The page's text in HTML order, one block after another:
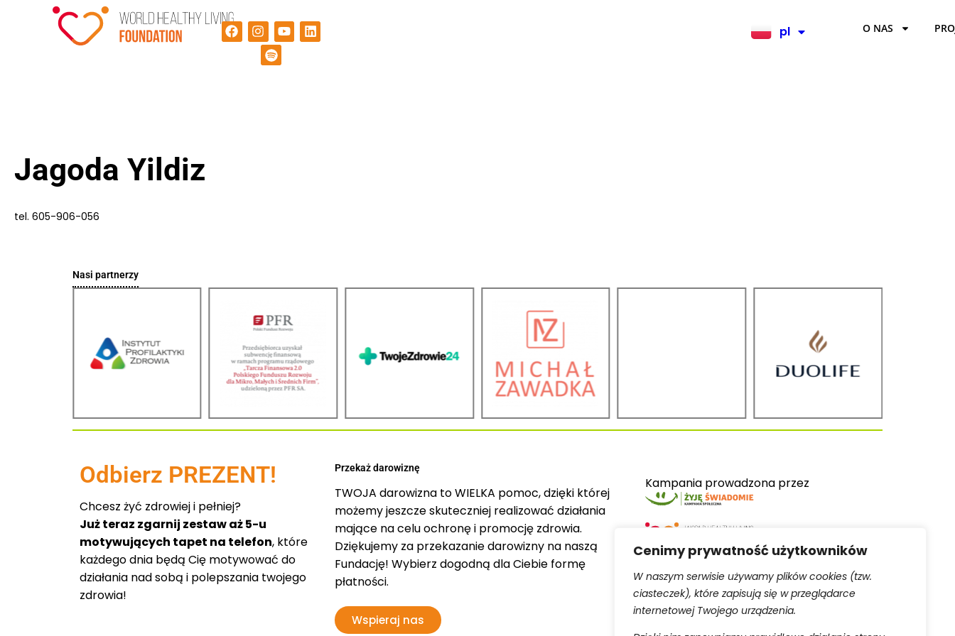
Cenimy prywatność użytkowników
W naszym serwisie używamy plików cookies (tzw.
ciasteczek), które zapisują się w przeglądarce
internetowej Twojego urządzenia.
pl
en O NAS
Jagoda Yildiz
tel. 605-906-056
Nasi partnerzy
Odbierz PREZENT!
Chcesz żyć zdrowiej i pełniej?
Już teraz zgarnij zestaw aż 5-u
motywujących tapet na telefon, które
każdego dnia będą Cię motywować do
działania nad sobą i polepszania twojego
zdrowia!
Przekaż darowiznę
TWOJA darowizna to WIELKA pomoc, dzięki której
możemy jeszcze skuteczniej realizować działania
mające na celu ochronę i promocję zdrowia.
Dziękujemy za przekazanie darowizny na naszą
Fundację! Wybierz dogodną dla Ciebie formę
płatności.
Wspieraj nas
Kampania prowadzona przez
Serwis obsługiwany przez